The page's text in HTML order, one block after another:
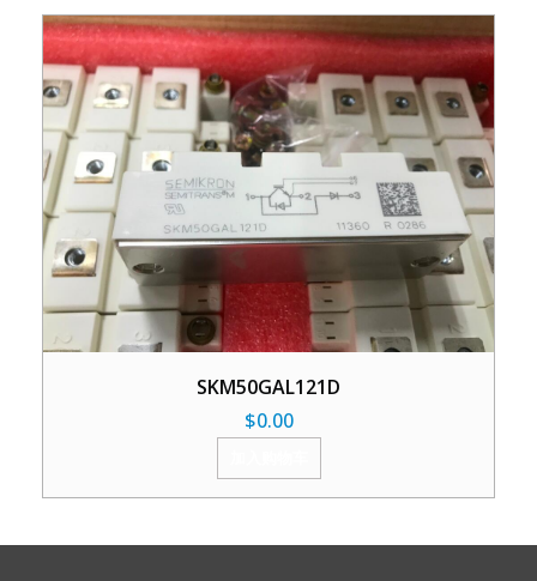
SKM50GAL121D
$0.00